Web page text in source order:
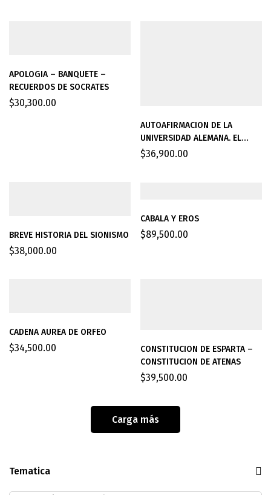
Tematica
APOLOGIA – BANQUETE –
RECUERDOS DE SOCRATES
$30,300.00
AUTOAFIRMACION DE LA
UNIVERSIDAD ALEMANA. EL
RECTORADO 1933-1934.
$36,900.00
BREVE HISTORIA DEL SIONISMO
$38,000.00
CABALA Y EROS
$89,500.00
CADENA AUREA DE ORFEO
$34,500.00
CONSTITUCION DE ESPARTA –
CONSTITUCION DE ATENAS
$39,500.00
Carga más